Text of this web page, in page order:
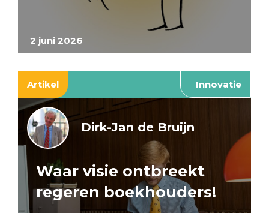
2 juni 2026
Artikel Innovatie
Dirk-Jan de Bruijn
Waar visie ontbreekt
regeren boekhouders!